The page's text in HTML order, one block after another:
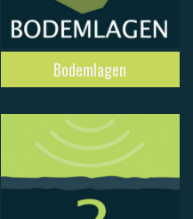
Bodemlagen